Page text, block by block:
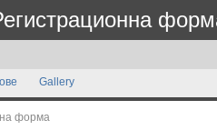
Gallery
форма